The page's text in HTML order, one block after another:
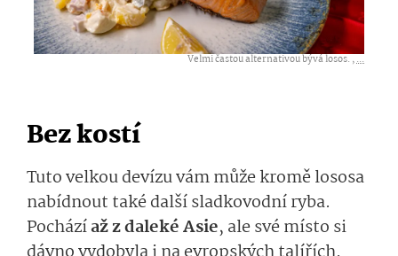
Velmi častou alternativou bývá losos. ,...
Bez kostí
Tuto velkou devízu vám může kromě lososa
nabídnout také další sladkovodní ryba.
Pocházíaž z daleké Asie, ale své místo si